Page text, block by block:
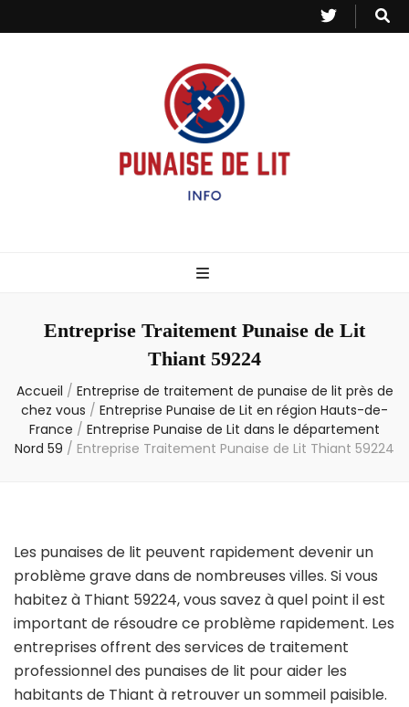
– Info
Entreprise Traitement Punaise de Lit
Thiant 59224
Accueil / Entreprise de traitement de punaise de lit près de
chez vous / Entreprise Punaise de Lit en région Hauts-de-
France / Entreprise Punaise de Lit dans le département
Nord 59 / Entreprise Traitement Punaise de Lit Thiant 59224
Les punaises de lit peuvent rapidement devenir un
problème grave dans de nombreuses villes. Si vous
habitez à Thiant 59224, vous savez à quel point il est
important de résoudre ce problème rapidement. Les
entreprises offrent des services de traitement
professionnel des punaises de lit pour aider les
habitants de Thiant à retrouver un sommeil paisible.